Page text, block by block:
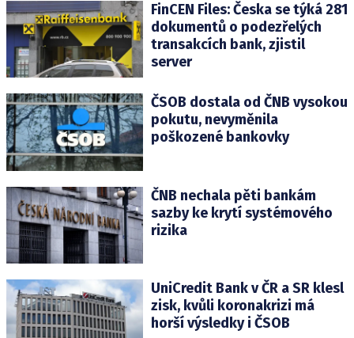
FinCEN Files: Česka se týká 281
dokumentů o podezřelých
transakcích bank, zjistil
server
ČSOB dostala od ČNB vysokou
pokutu, nevyměnila
poškozené bankovky
ČNB nechala pěti bankám
sazby ke krytí systémového
rizika
UniCredit Bank v ČR a SR klesl
zisk, kvůli koronakrizi má
horší výsledky i ČSOB